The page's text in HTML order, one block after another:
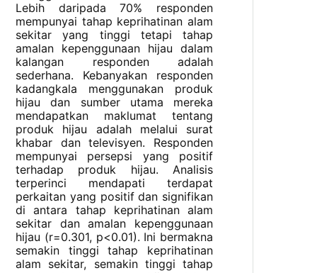
Lebih daripada 70% responden
mempunyai tahap keprihatinan alam
sekitar yang tinggi tetapi tahap
amalan kepenggunaan hijau dalam
kalangan responden adalah
sederhana. Kebanyakan responden
kadangkala menggunakan produk
hijau dan sumber utama mereka
mendapatkan maklumat tentang
produk hijau adalah melalui surat
khabar dan televisyen. Responden
mempunyai persepsi yang positif
terhadap produk hijau. Analisis
terperinci mendapati terdapat
perkaitan yang positif dan signifikan
di antara tahap keprihatinan alam
sekitar dan amalan kepenggunaan
hijau (r=0.301, p<0.01). Ini bermakna
semakin tinggi tahap keprihatinan
alam sekitar, semakin tinggi tahap